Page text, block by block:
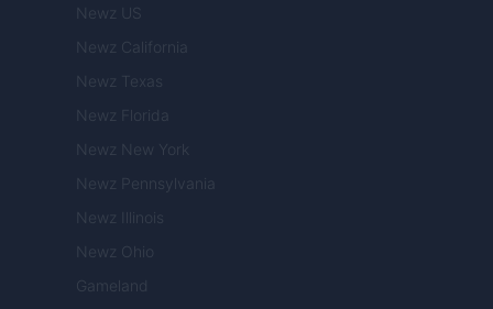
Newz US
Newz California
Newz Texas
Newz Florida
Newz New York
Newz Pennsylvania
Newz Illinois
Newz Ohio
Gameland